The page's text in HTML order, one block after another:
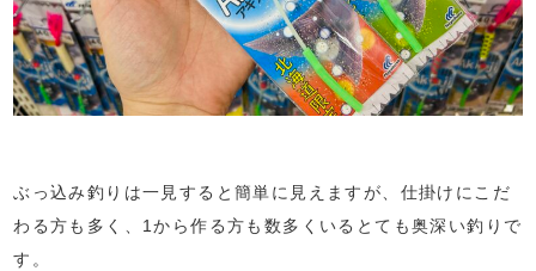
ぶっ込み釣りは一見すると簡単に見えますが、仕掛けにこだ
わる方も多く、1から作る方も数多くいるとても奥深い釣りで
す。